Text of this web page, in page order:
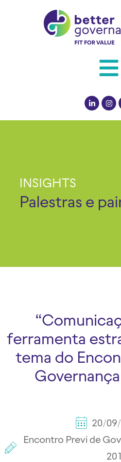
INSIGHTS
Palestras e
ferramenta
tema do
20/
Encontro Previ de